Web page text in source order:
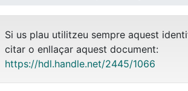
Si us plau utilitzeu sempre aquest
citar o enllaçar aquest document:
https://hdl.handle.net/2445/1066